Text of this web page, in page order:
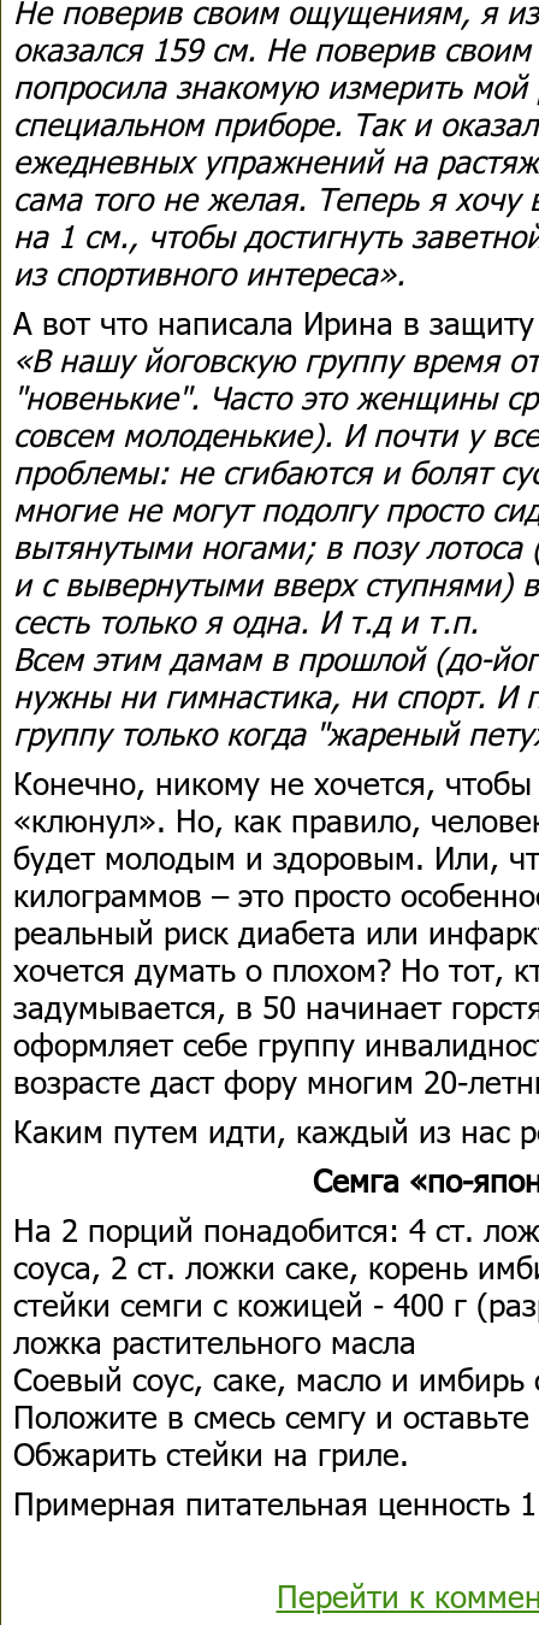
Не поверив своим ощущениям, я
оказался 159 см. Не поверив
попросила знакомую измерить мой
специальном приборе. Так и
ежедневных упражнений на
сама того не желая. Теперь я хочу
на 1 см., чтобы достигнуть
из спортивного интереса».
А вот что написала Ирина в
«В нашу йоговскую группу время
"новенькие". Часто это женщины
совсем молоденькие). И почти у
проблемы: не сгибаются и болят
многие не могут подолгу просто
вытянутыми ногами; в позу
и с вывернутыми вверх ступнями)
сесть только я одна. И т.д и т.п.
Всем этим дамам в прошлой (до-
нужны ни гимнастика, ни спорт. И
группу только когда "жареный
Конечно, никому не хочется,
«клюнул». Но, как правило,
будет молодым и здоровым. Или,
килограммов – это просто
реальный риск диабета или
хочется думать о плохом? Но тот,
задумывается, в 50 начинает
оформляет себе группу
возрасте даст фору многим 20-
Каким путем идти, каждый из нас
Семга «по-
На 2 порций понадобится: 4 ст.
соуса, 2 ст. ложки саке, корень
стейки семги с кожицей - 400 г
ложка растительного масла
Соевый соус, саке, масло и
Положите в смесь семгу и
Обжарить стейки на гриле.
Примерная питательная ценность
Перейти к